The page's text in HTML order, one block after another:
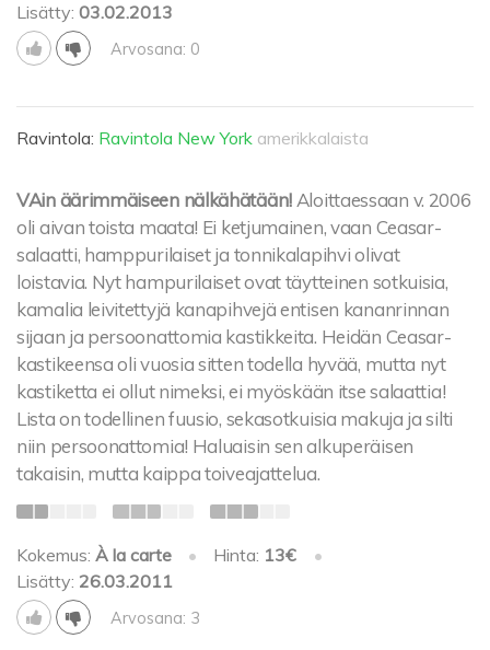
Lisätty: 03.02.2013
Arvosana: 0
Ravintola: Ravintola New York amerikkalaista
VAin äärimmäiseen nälkähätään!Aloittaessaan v. 2006
oli aivan toista maata! Ei ketjumainen, vaan Ceasar-
salaatti, hamppurilaiset ja tonnikalapihvi olivat
loistavia. Nyt hampurilaiset ovat täytteinen sotkuisia,
kamalia leivitettyjä kanapihvejä entisen kananrinnan
sijaan ja persoonattomia kastikkeita. Heidän Ceasar-
kastikeensa oli vuosia sitten todella hyvää, mutta nyt
kastiketta ei ollut nimeksi, ei myöskään itse salaattia!
Lista on todellinen fuusio, sekasotkuisia makuja ja silti
niin persoonattomia! Haluaisin sen alkuperäisen
takaisin, mutta kaippa toiveajattelua.
Kokemus: À la carte • Hinta: 13€
•
Lisätty: 26.03.2011
Arvosana: 3